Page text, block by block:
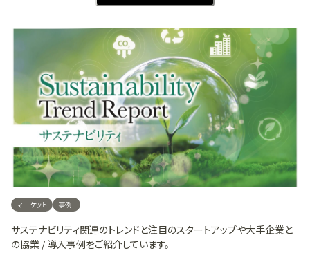
マーケット 事例
サステナビリティ関連のトレンドと注目のスタートアップや大手企業と
の協業 / 導入事例をご紹介しています。